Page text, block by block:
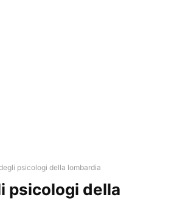
psicologi della lombardia
psicologi della